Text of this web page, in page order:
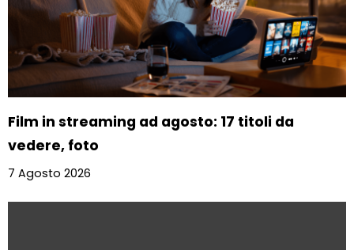
Film in streaming ad agosto: 17 titoli da
vedere, foto
7 Agosto 2026